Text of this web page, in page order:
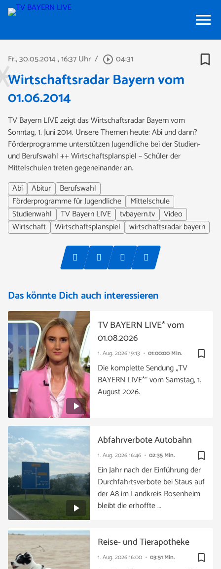
menu
Fr., 30.05.2014, 16:37 Uhr / play_circle_outline 04:31 bookmark_border
Wirtschaftsradar Bayern vom
01.06.2014
TV Bayern LIVE zeigt das Wirtschaftsradar Bayern vom
Sonntag, 1. Juni 2014. Unsere Themen heute: Abi und dann?
Förderprogramme unterstützen Jugendliche bei der Studien-
und Berufswahl ++ Wirtschaftsplanspiel – Schüler der
Mittelschulen treten gegeneinander an.
Abi
Abitur
Berufswahl
Förderprogramme für Jugendliche
Mittelschule
Studienwahl
TV Bayern LIVE tvbayern.tv
Video
Wirtschaft
Wirtschaftsplanspiel wirtschaftsradar bayern
Das könnte Dich auch interessieren
bookmark_border
1. Aug. 202619:13 01:00:00 Min.
TV BAYERN LIVE* vom
01.08.2026
Die komplette Sendung „TV
BAYERN LIVE*“ vom Samstag, 1.
August 2026.
bookmark_border
1. Aug. 202616:46 02:35 Min.
Abfahrverbote Autobahn
Ein Jahr nach der Einführung der
Durchfahrtsverbote bei Staus auf
der A8 im Landkreis Rosenheim
bleibt die erhoffte …
bookmark_border
1. Aug. 202616:00 03:51 Min.
Reise- und Tierapotheke